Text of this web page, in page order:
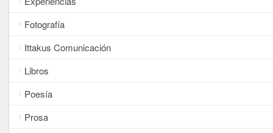
Fotografía
Ittakus Comunicación
Libros
Poesía
Prosa